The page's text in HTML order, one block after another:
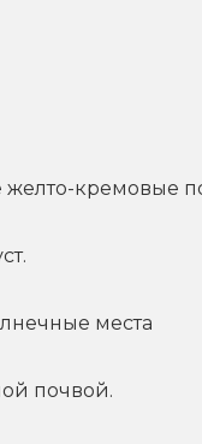
кремовые
места
почвой.